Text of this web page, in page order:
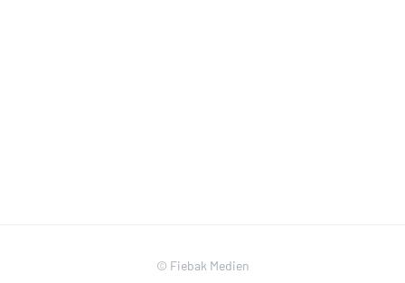
© Fiebak Medien